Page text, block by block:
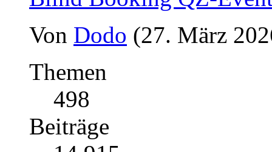
Von Dodo (27. März
Themen
498
Beiträge